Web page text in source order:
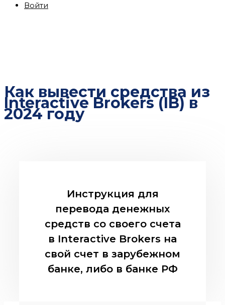
Войти
Как вывести средства из
Interactive Brokers (IB) в
2024 году
Инструкция для
перевода денежных
средств со своего счета
в Interactive Brokers на
свой счет в зарубежном
банке, либо в банке РФ